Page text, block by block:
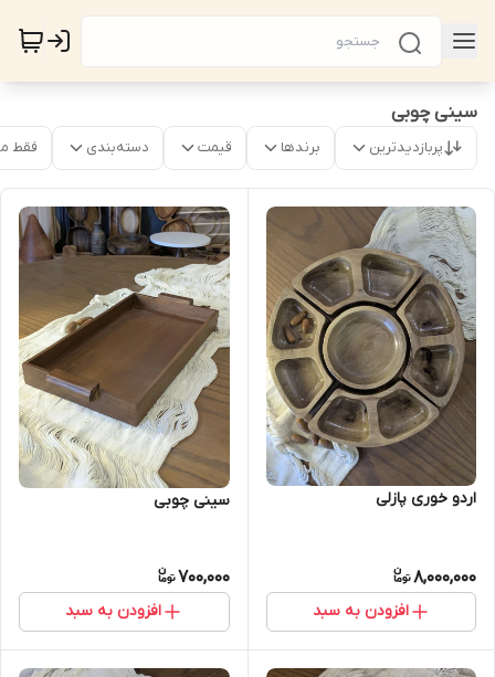
سینی چوبی
پربازدیدترین برندها قیمت دسته‌بندی فقط
اردو خوری پازلی
8,000,000
افزودن به سبد
سینی چوبی
700,000
افزودن به سبد